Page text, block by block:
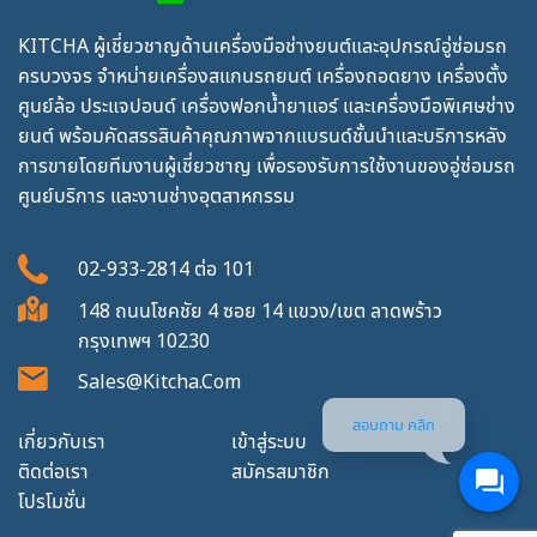
KITCHA ผู้เชี่ยวชาญด้านเครื่องมือช่างยนต์และอุปกรณ์อู่ซ่อมรถ
ครบวงจร จำหน่ายเครื่องสแกนรถยนต์ เครื่องถอดยาง เครื่องตั้ง
ศูนย์ล้อ ประแจปอนด์ เครื่องฟอกน้ำยาแอร์ และเครื่องมือพิเศษช่าง
ยนต์ พร้อมคัดสรรสินค้าคุณภาพจากแบรนด์ชั้นนำและบริการหลัง
การขายโดยทีมงานผู้เชี่ยวชาญ เพื่อรองรับการใช้งานของอู่ซ่อมรถ
ศูนย์บริการ และงานช่างอุตสาหกรรม
02-933-2814 ต่อ 101
148 ถนนโชคชัย 4 ซอย 14 แขวง/เขต ลาดพร้าว
กรุงเทพฯ 10230
Sales@kitcha.com
เกี่ยวกับเรา
ติดต่อเรา
โปรโมชั่น
เข้าสู่ระบบ
สมัครสมาชิก
สอบถาม คลิก